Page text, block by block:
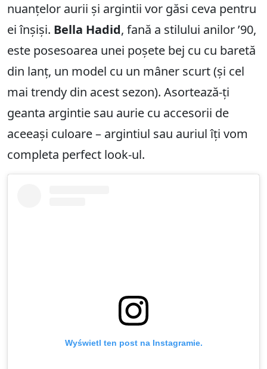
nuanțelor aurii și argintii vor găsi ceva pentru
ei înșiși. Bella Hadid, fană a stilului anilor ’90,
este posesoarea unei poșete bej cu cu baretă
din lanț, un model cu un mâner scurt (și cel
mai trendy din acest sezon). Asortează-ți
geanta argintie sau aurie cu accesorii de
aceeași culoare – argintiul sau auriul îți vom
completa perfect look-ul.
Wyświetl ten post na Instagramie.